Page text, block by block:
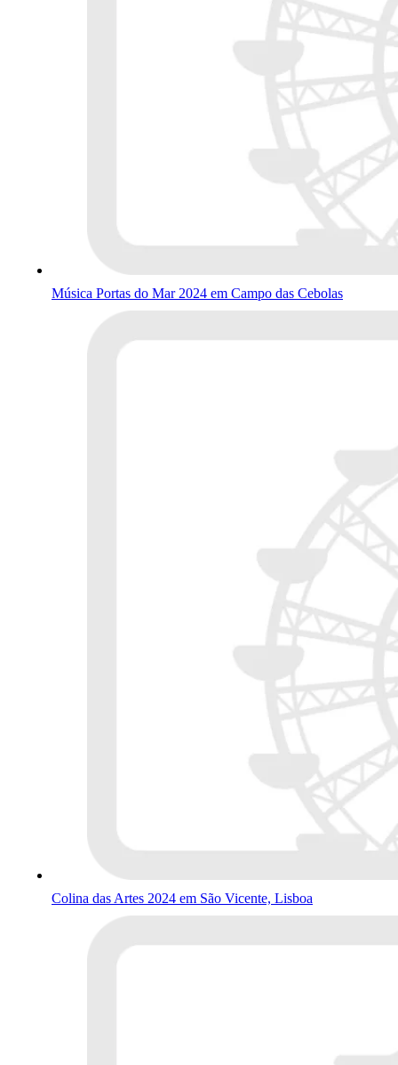
Música Portas do Mar 2024 em Campo das Cebolas
Colina das Artes 2024 em São Vicente, Lisboa